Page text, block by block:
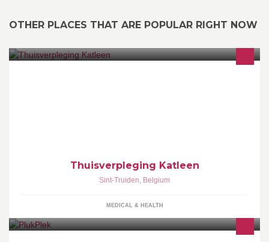
OTHER PLACES THAT ARE POPULAR RIGHT NOW
Thuisverpleging Katleen
Sint-Truiden, Belgium
MEDICAL & HEALTH